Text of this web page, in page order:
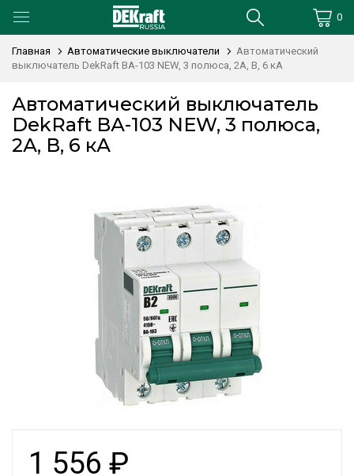
0
Главная Автоматические выключатели
Автоматический
выключатель DekRaft ВА-103 NEW, 3 полюса, 2А, В, 6 кА
Автоматический выключатель
DekRaft ВА-103 NEW, 3 полюса,
2А, В, 6 кА
1 556 ₽